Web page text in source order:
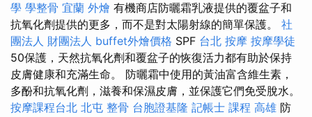
學 學整骨 宜蘭 外燴 有機商店防曬霜乳液提供的覆盆子和
抗氧化劑提供的更多，而不是對太陽射線的簡單保護。 社
團法人 財團法人 buffet外燴價格 SPF 台北 按摩 按摩學徒
50保護，天然抗氧化劑和覆盆子的恢復活力都有助於保持
皮膚健康和充滿生命。 防曬霜中使用的黃油富含維生素，
多酚和抗氧化劑，滋養和保濕皮膚，並保護它們免受脫水。
按摩課程台北 北屯 整骨 台胞證基隆 記帳士 課程 高雄 防